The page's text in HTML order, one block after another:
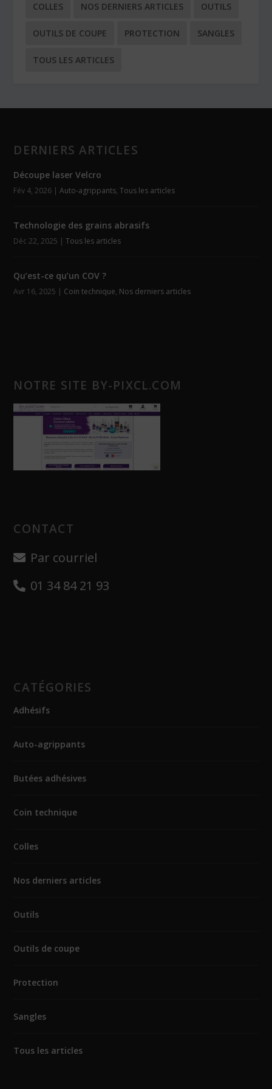
COLLES NOS DERNIERS ARTICLES OUTILS
OUTILS DE COUPE PROTECTION SANGLES
TOUS LES ARTICLES
DERNIERS ARTICLES
Découpe laser Velcro
Fév 4, 2026 |Auto-agrippants,Tous les articles
Technologie des grains abrasifs
Déc 22, 2025 |Tous les articles
Qu’est-ce qu’un COV ?
Avr 16, 2025 | Coin technique, Nos derniers articles
NOTRE SITE BY-PIXCL.COM
CONTACT
Par courriel
01 34 84 21 93
CATÉGORIES
Adhésifs
Auto-agrippants
Butées adhésives
Coin technique
Colles
Nos derniers articles
Outils
Outils de coupe
Protection
Sangles
Tous les articles